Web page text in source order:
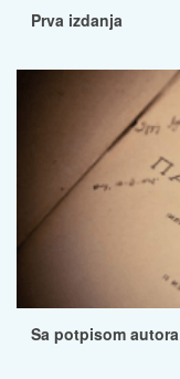
Prva izdanja
Sa potpisom autora